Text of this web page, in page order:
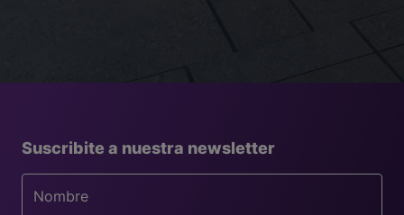
Suscribite a nuestra newsletter